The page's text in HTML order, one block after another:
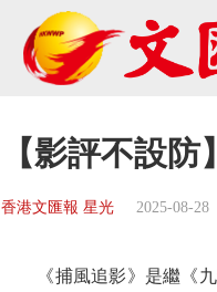
【影評不設
香港文匯報 星光 2025-08-28
《捕風追影》是繼《九